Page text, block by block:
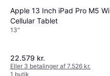
Apple 13 Inch iPad Pro M5 Wi
Cellular Tablet
13"
22.579 kr.
Eller 3 betalinger af 7.526 kr.
1 butik